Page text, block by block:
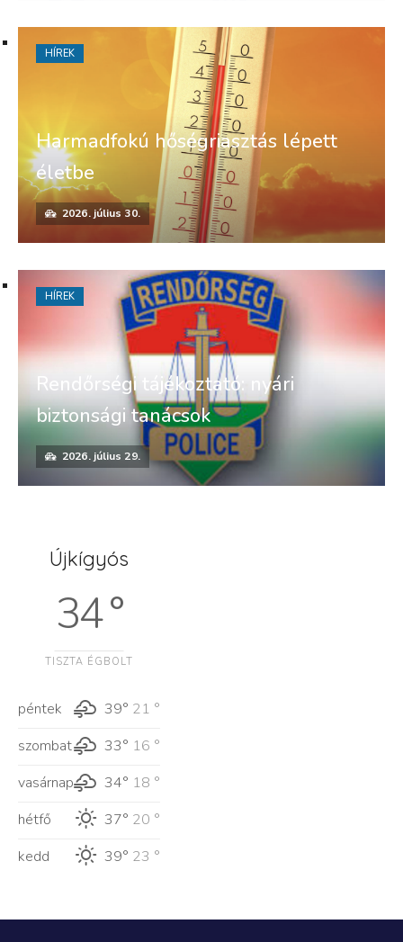
Harmadfokú hőségriasztás lépett
életbe
2026. július 30.
HÍREK
Rendőrségi tájékoztató: nyári
biztonsági tanácsok
2026. július 29.
HÍREK
Újkígyós
34 °
TISZTA ÉGBOLT
péntek 39° 21 °
szombat
33° 16 °
vasárnap
34° 18 °
hétfő
37° 20 °
kedd
39° 23 °